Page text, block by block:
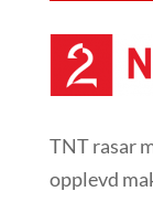
TNT rasar
opplevd